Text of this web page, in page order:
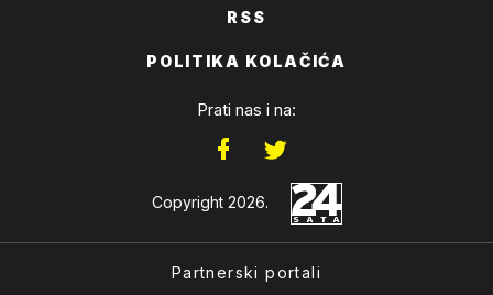
RSS
POLITIKA KOLAČIĆA
Prati nas i na:
Copyright 2026.
Partnerski portali